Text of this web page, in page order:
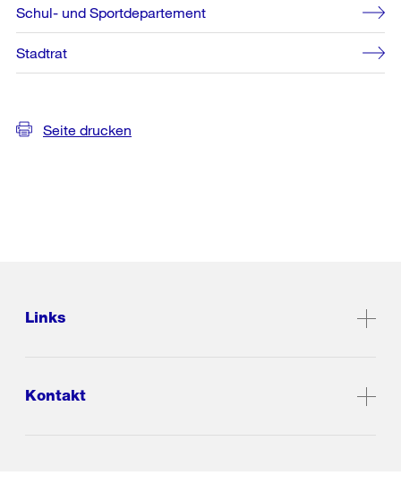
Schul- und Sportdepartement
Stadtrat
Seite drucken
Links
Kontakt